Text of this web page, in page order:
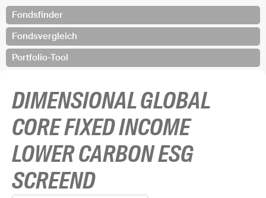
Fondsfinder
Fondsvergleich
Portfolio-Tool
DIMENSIONAL GLOBAL
CORE FIXED INCOME
LOWER CARBON ESG
SCREEND